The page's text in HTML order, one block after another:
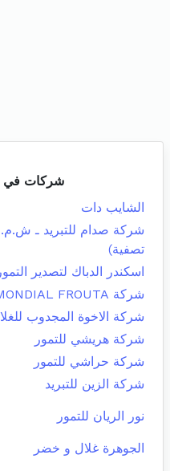
شركات في
الشايب دات
شركة صدام للتبريد ـ
تصفية)
اسكندر الدباك لتصدير التمور
شركة MONDIAL FROUTA ش م م
شركة الاخوة المجدوب
شركة هريشي للتمور
شركة حراشي للتمور
شركة الزين للتبريد
نور الريان للتمور
الجوهرة غلال و خضر